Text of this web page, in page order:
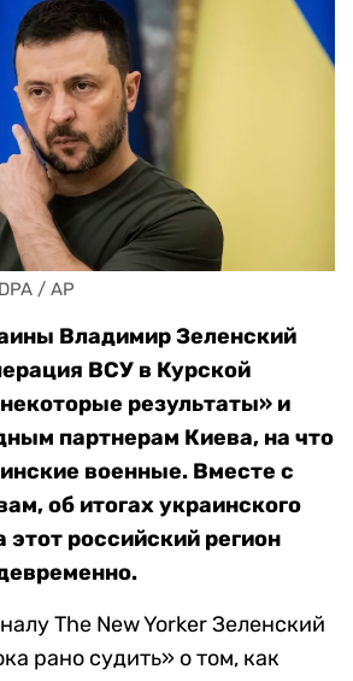
/ AP
Владимир Зеленский
ВСУ в Курской
результаты» и
партнерам Киева, на что
военные. Вместе с
об итогах украинского
этот российский регион
The New Yorker Зеленский
рано судить» о том, как